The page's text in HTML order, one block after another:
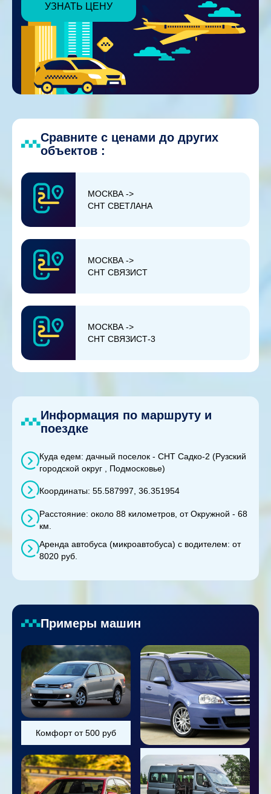
УЗНАТЬ ЦЕНУ
Сравните с ценами до других
объектов :
МОСКВА ->
СНТ СВЕТЛАНА
МОСКВА ->
СНТ СВЯЗИСТ
МОСКВА ->
СНТ СВЯЗИСТ-3
Информация по маршруту и
поездке
Куда едем: дачный поселок - СНТ Садко-2 (Рузский
городской округ , Подмосковье)
Координаты: 55.587997, 36.351954
Расстояние: около 88 километров, от Окружной - 68
км.
Аренда автобуса (микроавтобуса) с водителем: от
8020 руб.
Примеры машин
Комфорт от 500 руб
Универсал от 800 руб